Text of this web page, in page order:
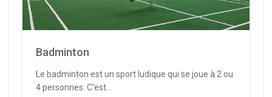
Badminton
Le badminton est un sport ludique qui se joue à 2 ou
4 personnes. C'est...